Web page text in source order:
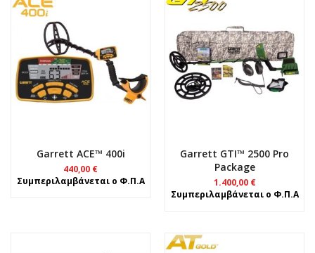
Garrett ACE™ 400i
440,00 €
Συμπεριλαμβάνεται ο Φ.Π.Α
Garrett GTI™ 2500 Pro
Package
1.400,00 €
Συμπεριλαμβάνεται ο Φ.Π.Α